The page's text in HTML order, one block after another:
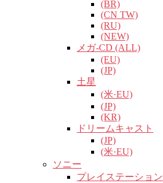
(BR)
(CN TW)
(RU)
(NEW)
メガ-CD (ALL)
(EU)
(JP)
土星
(米·EU)
(JP)
(KR)
ドリームキャスト
(JP)
(米·EU)
ソニー
プレイステーション